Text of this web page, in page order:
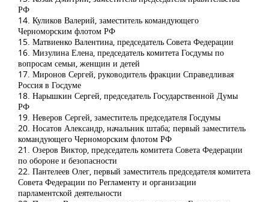
РФ
14. Куликов Валерий, заместитель командующего
Черноморским флотом РФ
15. Матвиенко Валентина, председатель Совета Федерации
16. Мизулина Елена, председатель комитета Госдумы по
вопросам семьи, женщин и детей
17. Миронов Сергей, руководитель фракции Справедливая
Россия в Госдуме
18. Нарышкин Сергей, председатель Государственной Думы
РФ
19. Неверов Сергей, заместитель председателя Госдумы
20. Носатов Александр, начальник штаба; первый заместитель
командующего Черноморским флотом РФ
21. Озеров Виктор, председатель комитета Совета Федерации
по обороне и безопасности
22. Пантелеев Олег, первый заместитель председателя комитета
Совета Федерации по Регламенту и организации
парламентской деятельности